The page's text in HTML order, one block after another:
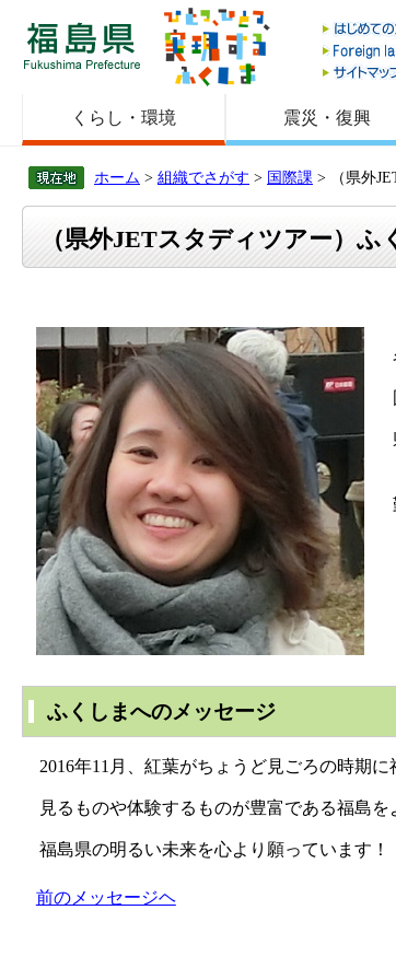
福島県
くらし・環境 震災・復興
ホーム > 組織でさがす > 国際課 > （県外
（県外JETスタディツアー）
ふくしまへのメッセージ
2016年11月、紅葉がちょうど見ごろの時期
見るものや体験するものが豊富である福島を
福島県の明るい未来を心より願っています！
前のメッセージヘ